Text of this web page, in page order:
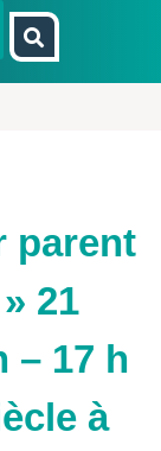
parent
21
– 17 h
à